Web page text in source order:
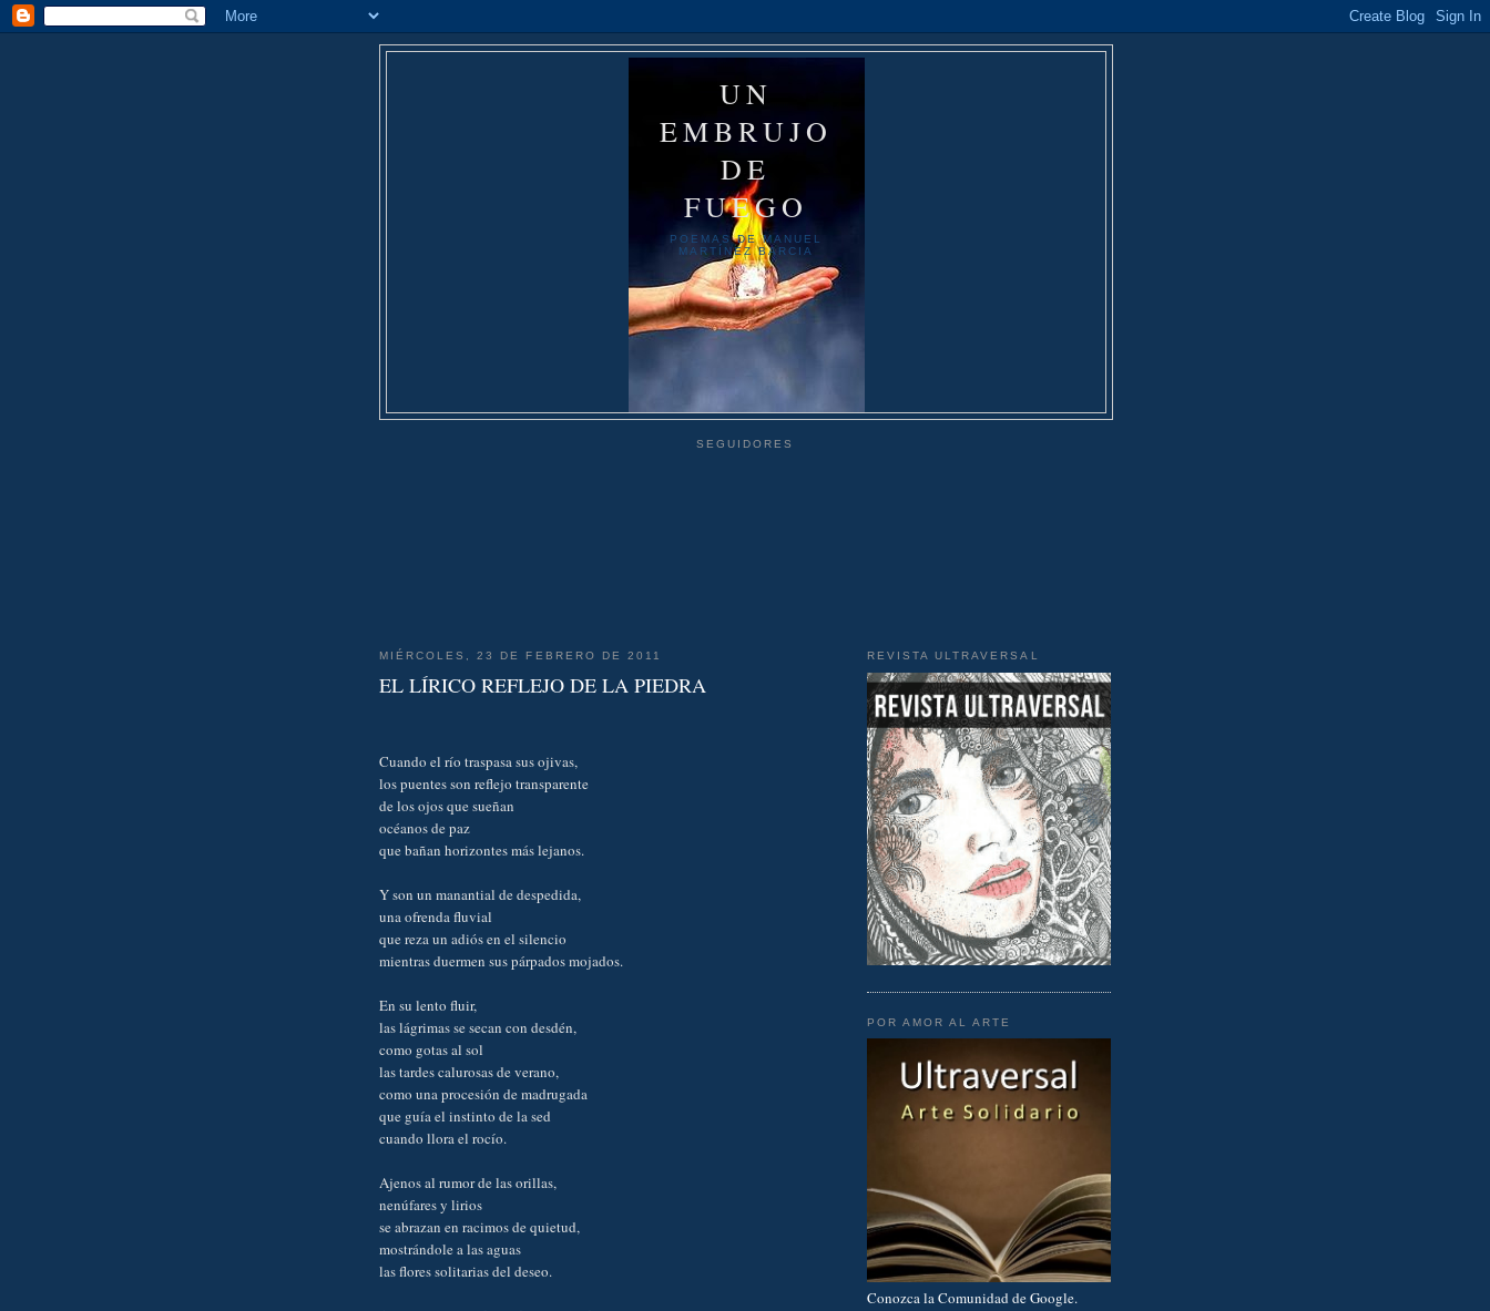
UN
EMBRUJO
DE
FUEGO
POEMAS DE MANUEL
MARTÍNEZ BARCIA
SEGUIDORES
MIÉRCOLES, 23 DE FEBRERO DE 2011
EL LÍRICO REFLEJO DE LA PIEDRA
Cuando el río traspasa sus ojivas,
los puentes son reflejo transparente
de los ojos que sueñan
océanos de paz
que bañan horizontes más lejanos.
Y son un manantial de despedida,
una ofrenda fluvial
que reza un adiós en el silencio
mientras duermen sus párpados mojados.
En su lento fluir,
las lágrimas se secan con desdén,
como gotas al sol
las tardes calurosas de verano,
como una procesión de madrugada
que guía el instinto de la sed
cuando llora el rocío.
Ajenos al rumor de las orillas,
nenúfares y lirios
se abrazan en racimos de quietud,
mostrándole a las aguas
las flores solitarias del deseo.
REVISTA ULTRAVERSAL
POR AMOR AL ARTE
Conozca la Comunidad de Google.